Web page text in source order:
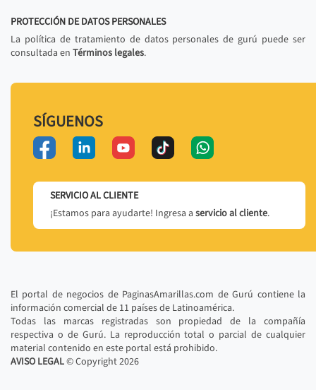
PROTECCIÓN DE DATOS PERSONALES
La política de tratamiento de datos personales de gurú puede ser
consultada en Términos legales.
SÍGUENOS
SERVICIO AL CLIENTE
¡Estamos para ayudarte! Ingresa a servicio al cliente.
El portal de negocios de PaginasAmarillas.com de Gurú contiene la
información comercial de 11 países de Latinoamérica.
Todas las marcas registradas son propiedad de la compañía
respectiva o de Gurú. La reproducción total o parcial de cualquier
material contenido en este portal está prohibido.
AVISO LEGAL© Copyright2026